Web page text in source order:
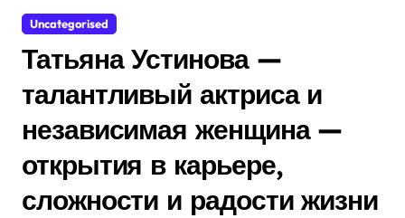
Uncategorised
Татьяна Устинова —
талантливый актриса и
независимая женщина —
открытия в карьере,
сложности и радости жизни